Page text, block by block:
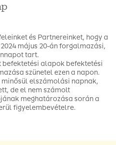
és Partnereinket, hogy a
május 20-án forgalmazási,
tart.
alapok befektetési
szünetel ezen a napon.
elszámolási napnak,
de el nem számolt
meghatározása során a
figyelembevételre.